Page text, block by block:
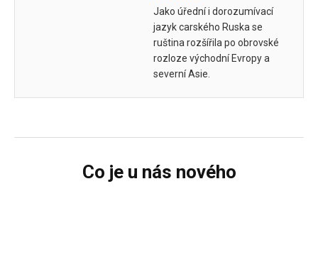
Jako úřední i dorozumívací
jazyk carského Ruska se
ruština rozšířila po obrovské
rozloze východní Evropy a
severní Asie.
Co je u nás nového